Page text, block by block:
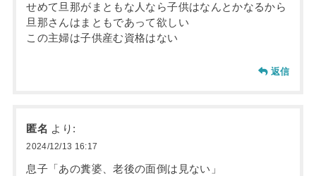
せめて旦那がまともな人なら子供はなんとかなるから
旦那さんはまともであって欲しい
この主婦は子供産む資格はない
返信
匿名 より:
2024/12/13 16:17
息子「あの糞婆、老後の面倒は見ない」